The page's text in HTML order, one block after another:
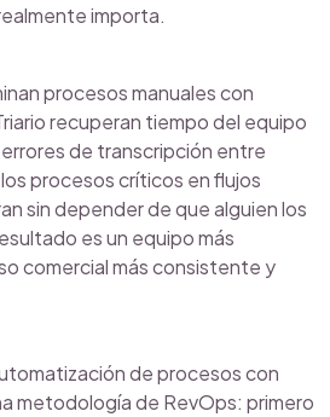
importa.
procesos manuales con
recuperan tiempo del equipo
de transcripción entre
procesos críticos en flujos
sin depender de que alguien los
es un equipo más
comercial más consistente y
de procesos con
metodología de RevOps: primero